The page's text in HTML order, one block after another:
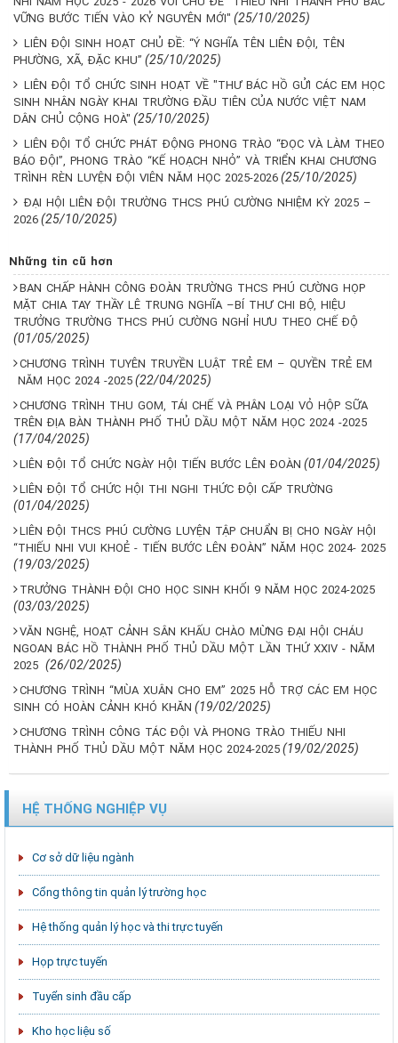
VỮNG BƯỚC TIẾN VÀO KỶ NGUYÊN MỚI" (25/10/2025)
LIÊN ĐỘI SINH HOẠT CHỦ ĐỀ: “Ý NGHĨA TÊN LIÊN ĐỘI, TÊN
PHƯỜNG, XÃ, ĐẶC KHU” (25/10/2025)
LIÊN ĐỘI TỔ CHỨC SINH HOẠT VỀ "THƯ BÁC HỒ GỬI CÁC EM HỌC
SINH NHÂN NGÀY KHAI TRƯỜNG ĐẦU TIÊN CỦA NƯỚC VIỆT NAM
DÂN CHỦ CỘNG HOÀ" (25/10/2025)
LIÊN ĐỘI TỔ CHỨC PHÁT ĐỘNG PHONG TRÀO “ĐỌC VÀ LÀM THEO
BÁO ĐỘI”, PHONG TRÀO “KẾ HOẠCH NHỎ” VÀ TRIỂN KHAI CHƯƠNG
TRÌNH RÈN LUYỆN ĐỘI VIÊN NĂM HỌC 2025-2026 (25/10/2025)
ĐẠI HỘI LIÊN ĐỘI TRƯỜNG THCS PHÚ CƯỜNG NHIỆM KỲ 2025 –
2026 (25/10/2025)
Những tin cũ hơn
BAN CHẤP HÀNH CÔNG ĐOÀN TRƯỜNG THCS PHÚ CƯỜNG HỌP
MẶT CHIA TAY THẦY LÊ TRUNG NGHĨA –BÍ THƯ CHI BỘ, HIỆU
TRƯỞNG TRƯỜNG THCS PHÚ CƯỜNG NGHỈ HƯU THEO CHẾ ĐỘ
(01/05/2025)
CHƯƠNG TRÌNH TUYÊN TRUYỀN LUẬT TRẺ EM – QUYỀN TRẺ EM
NĂM HỌC 2024 -2025 (22/04/2025)
CHƯƠNG TRÌNH THU GOM, TÁI CHẾ VÀ PHÂN LOẠI VỎ HỘP SỮA
TRÊN ĐỊA BÀN THÀNH PHỐ THỦ DẦU MỘT NĂM HỌC 2024 -2025
(17/04/2025)
LIÊN ĐỘI TỔ CHỨC NGÀY HỘI TIẾN BƯỚC LÊN ĐOÀN (01/04/2025)
LIÊN ĐỘI TỔ CHỨC HỘI THI NGHI THỨC ĐỘI CẤP TRƯỜNG
(01/04/2025)
LIÊN ĐỘI THCS PHÚ CƯỜNG LUYỆN TẬP CHUẨN BỊ CHO NGÀY HỘI
“THIẾU NHI VUI KHOẺ - TIẾN BƯỚC LÊN ĐOÀN” NĂM HỌC 2024- 2025
(19/03/2025)
TRƯỞNG THÀNH ĐỘI CHO HỌC SINH KHỐI 9 NĂM HỌC 2024-2025
(03/03/2025)
VĂN NGHỆ, HOẠT CẢNH SÂN KHẤU CHÀO MỪNG ĐẠI HỘI CHÁU
NGOAN BÁC HỒ THÀNH PHỐ THỦ DẦU MỘT LẦN THỨ XXIV - NĂM
2025 (26/02/2025)
CHƯƠNG TRÌNH “MÙA XUÂN CHO EM” 2025 HỖ TRỢ CÁC EM HỌC
SINH CÓ HOÀN CẢNH KHÓ KHĂN (19/02/2025)
CHƯƠNG TRÌNH CÔNG TÁC ĐỘI VÀ PHONG TRÀO THIẾU NHI
THÀNH PHỐ THỦ DẦU MỘT NĂM HỌC 2024-2025 (19/02/2025)
HỆ THỐNG NGHIỆP VỤ
Cơ sở dữ liệu ngành
Cổng thông tin quản lý trường học
Hệ thống quản lý học và thi trực tuyến
Họp trực tuyến
Tuyển sinh đầu cấp
Kho học liệu số